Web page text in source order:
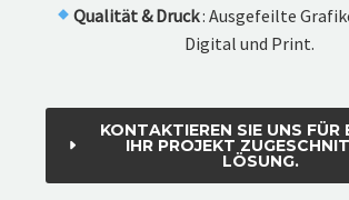
Qualität & Druck: Ausgefeilte
Digital und Print.
KONTAKTIEREN SIE UNS FÜR
IHR PROJEKT
LÖSUNG.